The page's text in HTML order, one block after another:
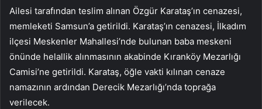
Ailesi tarafından teslim alınan Özgür Karataş’ın cenazesi,
memleketi Samsun’a getirildi. Karataş’ın cenazesi, İlkadım
ilçesi Meskenler Mahallesi’nde bulunan baba meskeni
önünde helallik alınmasının akabinde Kıranköy Mezarlığı
Camisi’ne getirildi. Karataş, öğle vakti kılınan cenaze
namazının ardından Derecik Mezarlığı’nda toprağa
verilecek.